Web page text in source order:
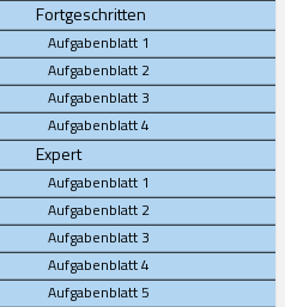
Fortgeschritten
Aufgabenblatt 1
Aufgabenblatt 2
Aufgabenblatt 3
Aufgabenblatt 4
Expert
Aufgabenblatt 1
Aufgabenblatt 2
Aufgabenblatt 3
Aufgabenblatt 4
Aufgabenblatt 5